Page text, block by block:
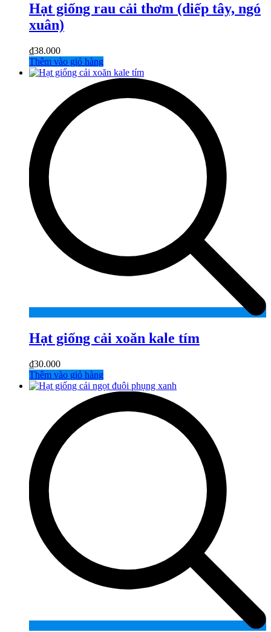
Hạt giống rau cải thơm (diếp tây, ngó
xuân)
₫38.000
Thêm vào giỏ hàng
Hạt giống cải xoăn kale tím
₫30.000
Thêm vào giỏ hàng